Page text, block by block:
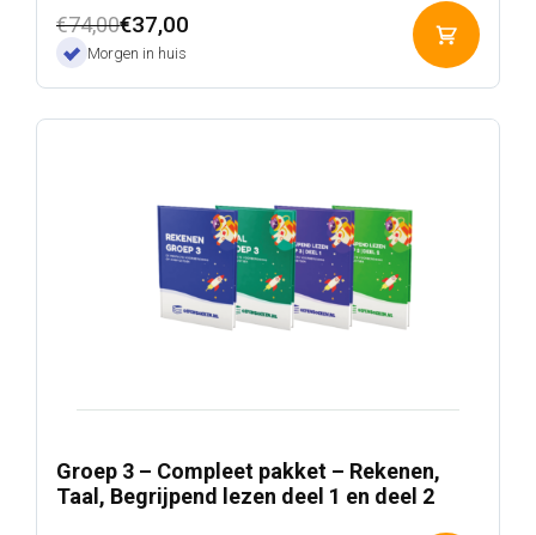
€74,00
Oorspronkelijke
prijs
€74,00.
€37,00
Huidige
prijs
€37,00.
Morgen in huis
aan
Groep 3 – Compleet pakket – Rekenen,
Taal, Begrijpend lezen deel 1 en deel 2